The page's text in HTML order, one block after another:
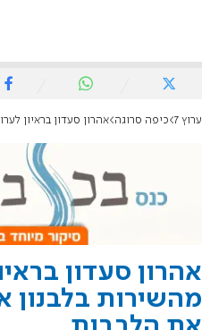
ערוץ 7 כיפה סרוגה אהרון סעדון בראיון לערוץ 7: מהשירות בלבנון אל הכנס שמעורר את
מהשירות בלבנון